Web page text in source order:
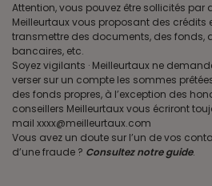
Attention, vous pouvez être sollicités par
Meilleurtaux vous proposant des
transmettre des documents, des fonds,
bancaires, etc.
Soyez vigilants · Meilleurtaux ne
verser sur un compte les sommes
des fonds propres, à l’exception des
conseillers Meilleurtaux vous écriront
mail xxxx@meilleurtaux.com
Vous avez un doute sur l’un de vos
d’une fraude ? Consultez notre guide.